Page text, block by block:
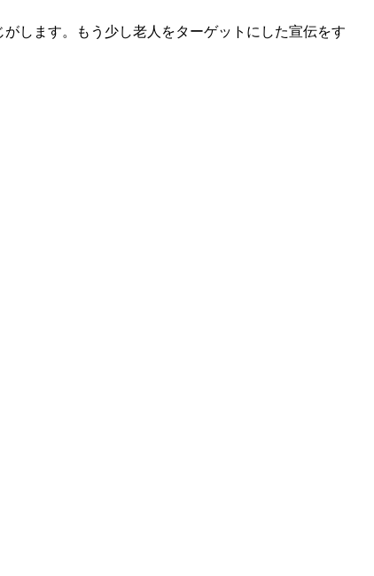
します。もう少し老人をターゲットにした宣伝をす